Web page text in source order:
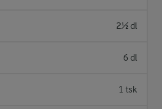
2½ dl
6 dl
1 tsk